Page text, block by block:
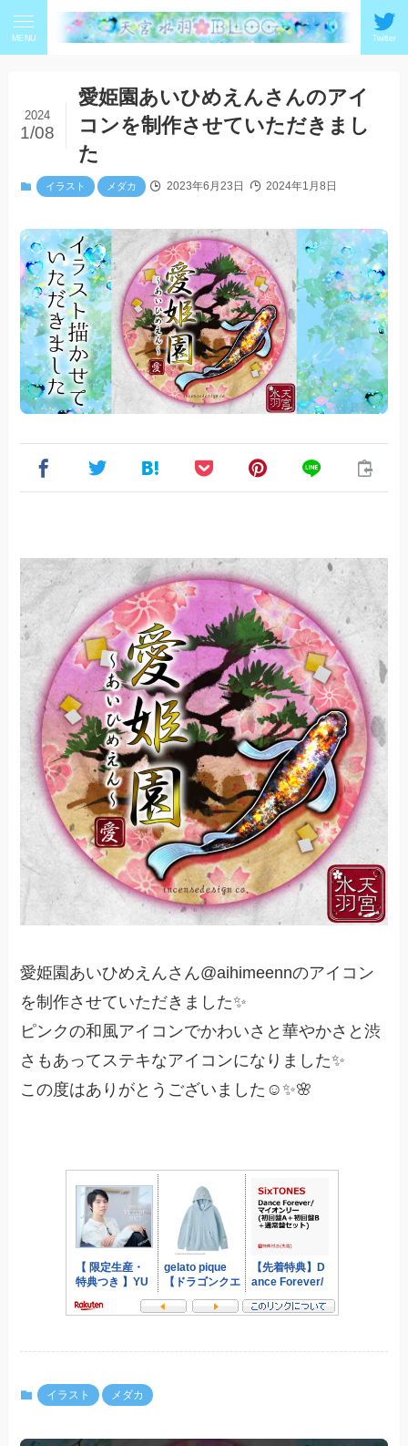
Twitter
MENU
愛姫園あいひめえんさんのアイ
コンを制作させていただきまし
た
2024
1/08
イラスト メダカ 2023年6月23日 2024年1月8日
愛姫園あいひめえんさん@aihimeennのアイコン
を制作させていただきました✨
ピンクの和風アイコンでかわいさと華やかさと渋
さもあってステキなアイコンになりました✨
この度はありがとうございました☺️✨🌸
イラスト メダカ